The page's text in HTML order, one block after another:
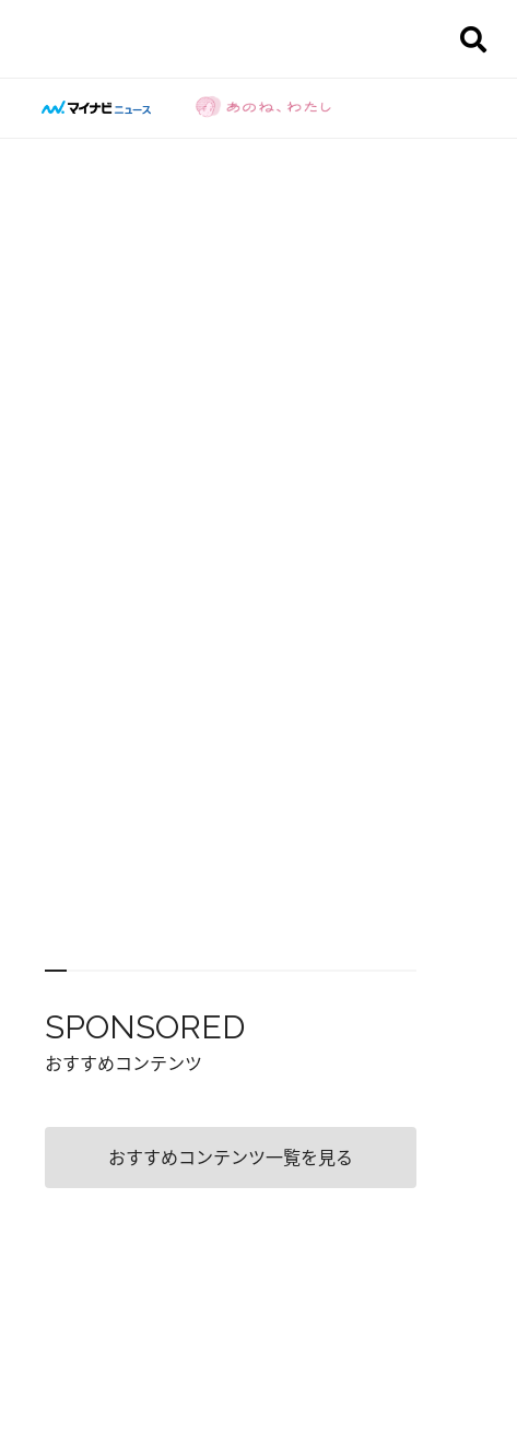
SPONSORED
おすすめコンテンツ
おすすめコンテンツ一覧を見る